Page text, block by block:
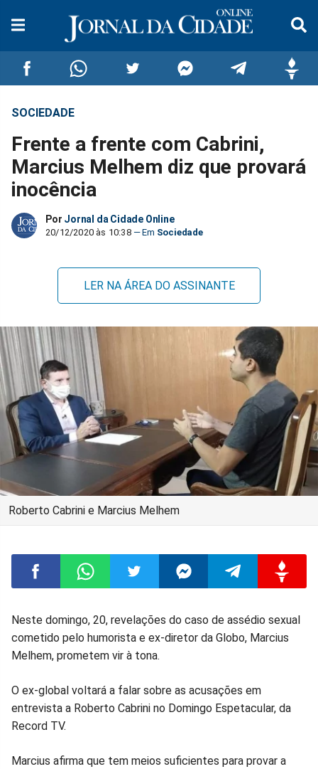
Compartilhar
no
Facebook
Compartilhar
no
Whatsapp
no
no
no
no
SOCIEDADE
Frente a frente com Cabrini,
Marcius Melhem diz que provará
inocência
Por Jornal da Cidade Online
20/12/2020 às 10:38 Sociedade
LER NA ÁREA DO ASSINANTE
Roberto Cabrini e Marcius Melhem
Compartilhar
no
Facebook
Compartilhar
no
Whatsapp
Compartilhar
no
Twitter
Compartilhar
Messenger
Compartilhar
Telegram
Neste domingo, 20, revelações do caso de assédio sexual
cometido pelo humorista e ex-diretor da Globo, Marcius
Melhem, prometem vir à tona.
O ex-global voltará a falar sobre as acusações em
entrevista a Roberto Cabrini no Domingo Espetacular, da
Record TV.
Marcius afirma que tem meios suficientes para provar a